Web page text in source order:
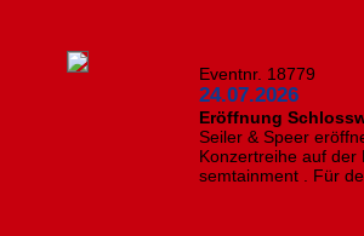
Eventnr. 18779
24.07.2026
Eröffnung
Seiler & Speer
Konzertreihe auf der
semtainment . Für